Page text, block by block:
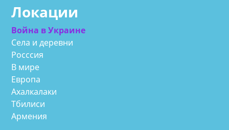
Локации
Война в Украине
Села и деревни
Росссия
В мире
Европа
Ахалкалаки
Тбилиси
Армения